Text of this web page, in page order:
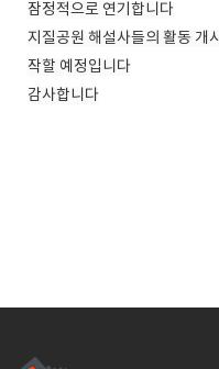
잠정적으로 연기합니다
지질공원 해설사들의 활동 개
작할 예정입니다
감사합니다